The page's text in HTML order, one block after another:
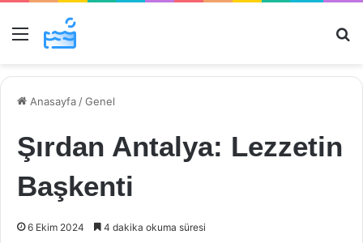
Menü
Anasayfa /Genel
Şırdan Antalya: Lezzetin
Başkenti
6 Ekim 2024 4 dakika okuma süresi